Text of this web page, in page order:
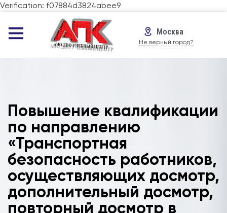
Verification: f07884d3824abee9
Москва
Не верный город?
Повышение квалификации
по направлению
«Транспортная
безопасность работников,
осуществляющих досмотр,
дополнительный досмотр,
повторный досмотр в